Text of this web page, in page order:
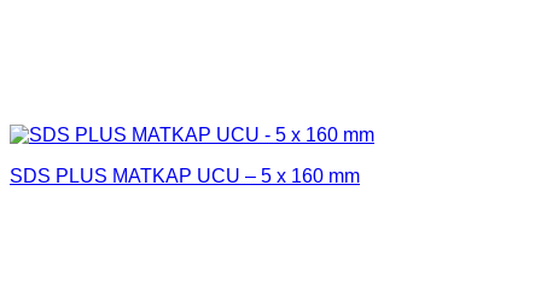
SDS PLUS MATKAP UCU – 5 x 160 mm